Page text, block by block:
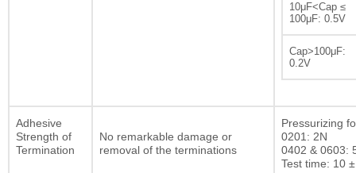
10μF<Cap ≤
100μF: 0.5V
Cap>100μF:
0.2V
Adhesive
Strength of
Termination
No remarkable damage or
removal of the terminations
Pressurizing
0201: 2N
0402 & 0603:
Test time: 10